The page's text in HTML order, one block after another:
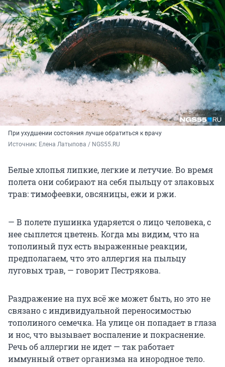
При ухудшении состояния лучше обратиться к врачу
Источник: Елена Латыпова / NGS55.RU
Белые хлопья липкие, легкие и летучие. Во время
полета они собирают на себя пыльцу от злаковых
трав: тимофеевки, овсяницы, ежи и ржи.
— В полете пушинка ударяется о лицо человека, с
нее сыплется цветень. Когда мы видим, что на
тополиный пух есть выраженные реакции,
предполагаем, что это аллергия на пыльцу
луговых трав, — говорит Пестрякова.
Раздражение на пух всё же может быть, но это не
связано с индивидуальной переносимостью
тополиного семечка. На улице он попадает в глаза
и нос, что вызывает воспаление и покраснение.
Речь об аллергии не идет — так работает
иммунный ответ организма на инородное тело.